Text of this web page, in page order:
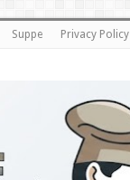
Suppe Privacy Policy